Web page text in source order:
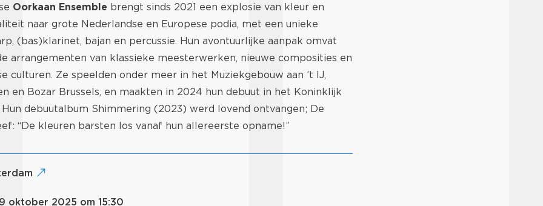
Oorkaan Ensemble brengt sinds 2021 een explosie van kleur en
naar grote Nederlandse en Europese podia, met een unieke
(bas)klarinet, bajan en percussie. Hun avontuurlijke aanpak omvat
arrangementen van klassieke meesterwerken, nieuwe composities en
culturen. Ze speelden onder meer in het Muziekgebouw aan ’t IJ,
en Bozar Brussels, en maakten in 2024 hun debuut in het Koninklijk
debuutalbum Shimmering (2023) werd lovend ontvangen; De
“De kleuren barsten los vanaf hun allereerste opname!”
oktober 2025 om 15:30